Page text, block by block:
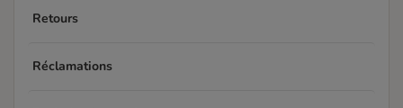
Retours
Réclamations